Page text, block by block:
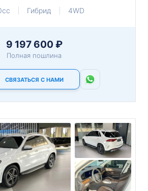
Гибрид 4WD
9 197 600 ₽
Полная пошлина
СВЯЗАТЬСЯ С НАМИ